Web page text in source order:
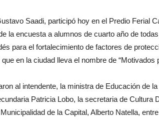
Saadi, participó hoy en el Predio Ferial
la encuesta a alumnos de cuarto año de
para el fortalecimiento de factores de
en la ciudad lleva el nombre de “Motivados
al intendente, la ministra de Educación de
Patricia Lobo, la secretaria de Cultura
de la Capital, Alberto Natella,